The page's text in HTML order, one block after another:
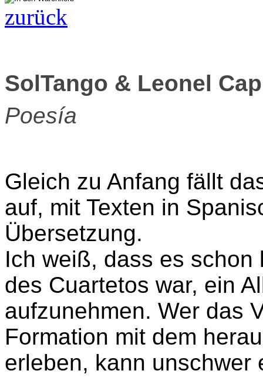
zurück
SolTango & Leonel
Poesía
Gleich zu Anfang fällt
auf, mit Texten in
Übersetzung.
Ich weiß, dass es
des Cuartetos war, ein
aufzunehmen. Wer das
Formation mit dem
erleben, kann unschwer